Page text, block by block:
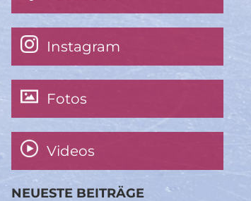
Instagram
Fotos
Videos
NEUESTE BEITRÄGE